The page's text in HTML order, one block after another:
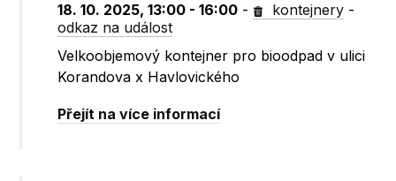
18. 10. 2025, 13:00 - 16:00 - kontejnery -
odkaz na událost
Velkoobjemový kontejner pro bioodpad v ulici
Korandova x Havlovického
Přejít na více informací